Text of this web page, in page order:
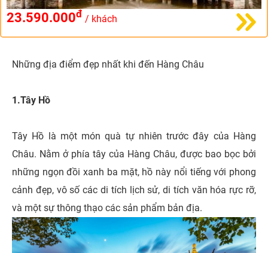
23.590.000đ / khách
Những địa điểm đẹp nhất khi đến Hàng Châu
1.Tây Hồ
Tây Hồ là một món quà tự nhiên trước đây của Hàng
Châu. Nằm ở phía tây của Hàng Châu, được bao bọc bởi
những ngọn đồi xanh ba mặt, hồ này nổi tiếng với phong
cảnh đẹp, vô số các di tích lịch sử, di tích văn hóa rực rỡ,
và một sự thông thạo các sản phẩm bản địa.